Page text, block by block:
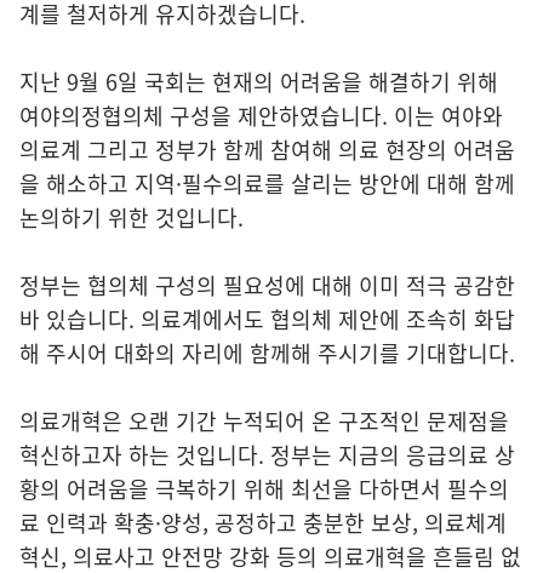
계를 철저하게 유지하겠습니다.
지난 9월 6일 국회는 현재의 어려움을 해결하기 위해
여야의정협의체 구성을 제안하였습니다. 이는 여야와
의료계 그리고 정부가 함께 참여해 의료 현장의 어려움
을 해소하고 지역·필수의료를 살리는 방안에 대해 함께
논의하기 위한 것입니다.
정부는 협의체 구성의 필요성에 대해 이미 적극 공감한
바 있습니다. 의료계에서도 협의체 제안에 조속히 화답
해 주시어 대화의 자리에 함께해 주시기를 기대합니다.
의료개혁은 오랜 기간 누적되어 온 구조적인 문제점을
혁신하고자 하는 것입니다. 정부는 지금의 응급의료 상
황의 어려움을 극복하기 위해 최선을 다하면서 필수의
료 인력과 확충·양성, 공정하고 충분한 보상, 의료체계
혁신, 의료사고 안전망 강화 등의 의료개혁을 흔들림 없